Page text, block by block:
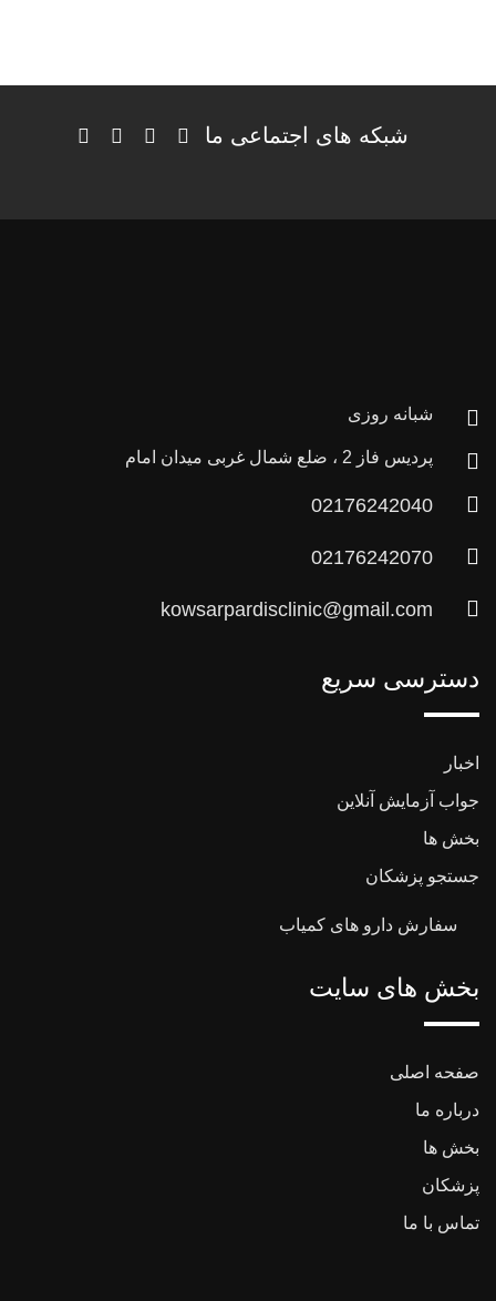
شبکه های اجتماعی ما
شبانه روزی
پردیس فاز 2 ، ضلع شمال غربی میدان امام
02176242040
02176242070
kowsarpardisclinic@gmail.com
دسترسی سریع
اخبار
جواب آزمایش آنلاین
بخش ها
جستجو پزشکان
سفارش دارو های کمیاب
بخش های سایت
صفحه اصلی
درباره ما
بخش ها
پزشکان
تماس با ما